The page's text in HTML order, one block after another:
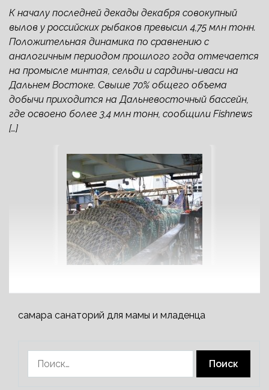
К началу последней декады декабря совокупный
вылов у российских рыбаков превысил 4,75 млн тонн.
Положительная динамика по сравнению с
аналогичным периодом прошлого года отмечается
на промысле минтая, сельди и сардины-иваси на
Дальнем Востоке. Свыше 70% общего объема
добычи приходится на Дальневосточный бассейн,
где освоено более 3,4 млн тонн, сообщили Fishnews
[…]
самара санаторий для мамы и младенца